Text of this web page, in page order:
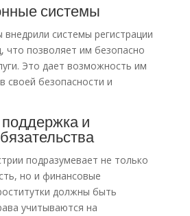
системы
системы регистрации
что позволяет им безопасно
Это дает возможность им
своей безопасности и
и
подразумевает не только
но и финансовые
должны быть
учитываются на